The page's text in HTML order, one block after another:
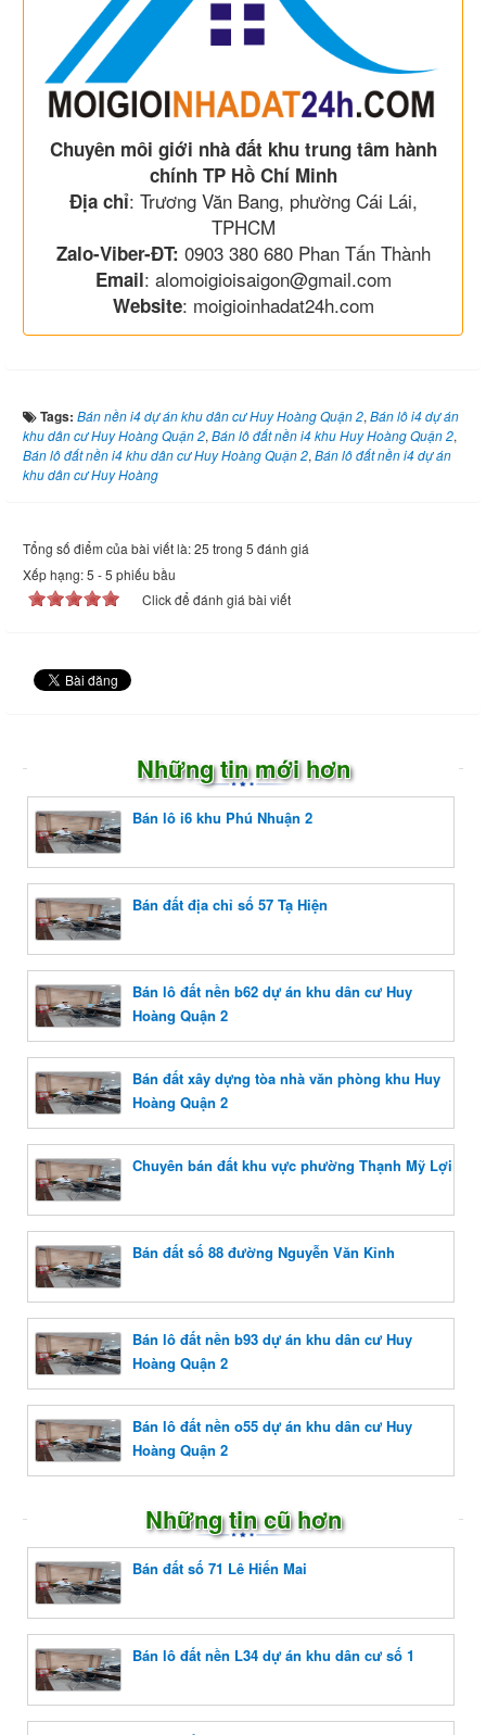
Chuyên môi giới nhà đất khu trung tâm hành
chính TP Hồ Chí Minh
Địa chỉ: Trương Văn Bang, phường Cái Lái,
TPHCM
Zalo-Viber-ĐT: 0903 380 680 Phan Tấn Thành
Email: alomoigioisaigon@gmail.com
Website: moigioinhadat24h.com
Tags: Bán nền i4 dự án khu dân cư Huy Hoàng Quận 2, Bán lô i4 dự án
khu dân cư Huy Hoàng Quận 2, Bán lô đất nền i4 khu Huy Hoàng Quận 2,
Bán lô đất nền i4 khu dân cư Huy Hoàng Quận 2, Bán lô đất nền i4 dự án
khu dân cư Huy Hoàng
Tổng số điểm của bài viết là: 25 trong 5 đánh giá
Xếp hạng:5 -5 phiếu bầu
Click để đánh giá bài viết
Những tin mới hơn
Bán lô i6 khu Phú Nhuận 2
Bán đất địa chỉ số 57 Tạ Hiện
Bán lô đất nền b62 dự án khu dân cư Huy
Hoàng Quận 2
Bán đất xây dựng tòa nhà văn phòng khu Huy
Hoàng Quận 2
Chuyên bán đất khu vực phường Thạnh Mỹ Lợi
Bán đất số 88 đường Nguyễn Văn Kỉnh
Bán lô đất nền b93 dự án khu dân cư Huy
Hoàng Quận 2
Bán lô đất nền o55 dự án khu dân cư Huy
Hoàng Quận 2
Những tin cũ hơn
Bán đất số 71 Lê Hiến Mai
Bán lô đất nền L34 dự án khu dân cư số 1